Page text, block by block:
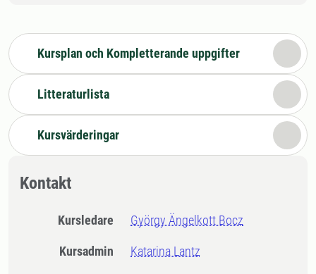
Kursplan och Kompletterande uppgifter
Litteraturlista
Kursvärderingar
Kontakt
Kursledare György Ängelkott Bocz
Kursadmin Katarina Lantz